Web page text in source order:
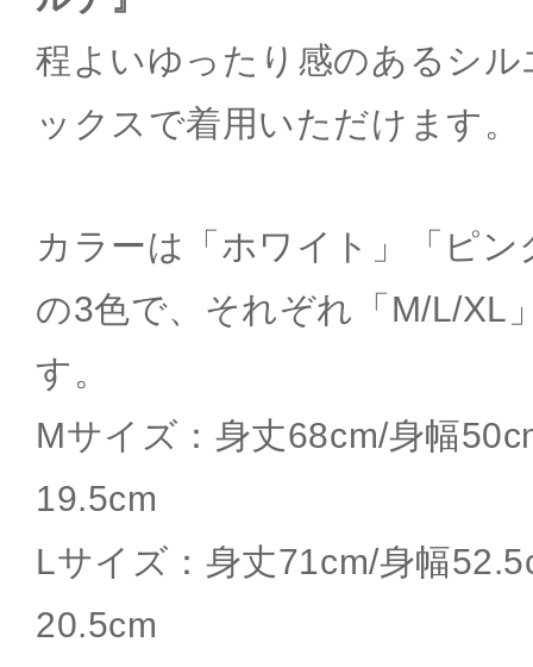
程よいゆったり感のあるシ
ックスで着用いただけます。
カラーは「ホワイト」「ピ
の3色で、それぞれ「M/L/XL
す。
Mサイズ：身丈68cm/身幅
19.5cm
Lサイズ：身丈71cm/身幅
20.5cm